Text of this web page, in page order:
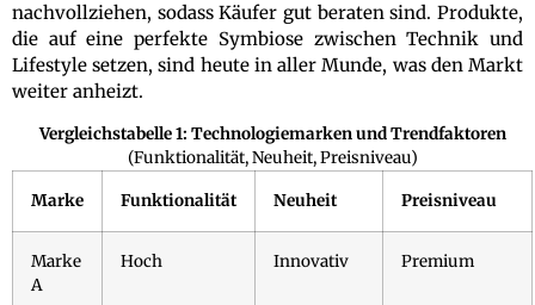
nachvollziehen, sodass Käufer gut beraten sind. Produkte,
die auf eine perfekte Symbiose zwischen Technik und
Lifestyle setzen, sind heute in aller Munde, was den Markt
weiter anheizt.
Vergleichstabelle 1: Technologiemarken und Trendfaktoren
(Funktionalität, Neuheit, Preisniveau)
Marke Funktionalität Neuheit Preisniveau
Marke
A
Hoch Innovativ Premium